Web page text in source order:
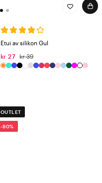
Etui av silikon Gul
kr 27 kr 39
OUTLET
-80%